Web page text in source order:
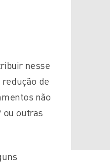
nesse
de
não
ou outras